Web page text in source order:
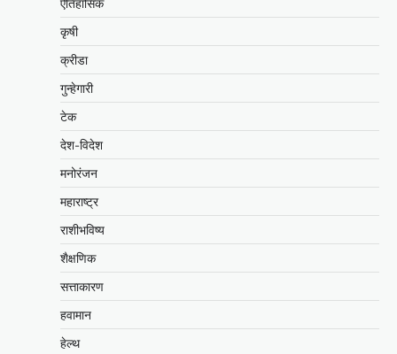
कृषी
क्रीडा
गुन्हेगारी
टेक
देश-विदेश
मनोरंजन
महाराष्ट्र
राशीभविष्य
शैक्षणिक
सत्ताकारण
हवामान
हेल्थ